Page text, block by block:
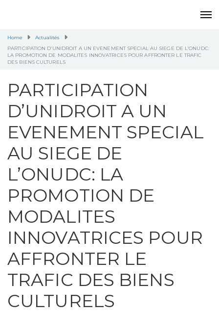
Home
Actualités
PARTICIPATION D’UNIDROIT A UN EVENEMENT SPECIAL AU SIEGE DE L’ONUDC:
LA PROMOTION DE MODALITES INNOVATRICES POUR AFFRONTER LE TRAFIC
DES BIENS CULTURELS
PARTICIPATION
D’UNIDROIT A UN
EVENEMENT SPECIAL
AU SIEGE DE
L’ONUDC: LA
PROMOTION DE
MODALITES
INNOVATRICES POUR
AFFRONTER LE
TRAFIC DES BIENS
CULTURELS